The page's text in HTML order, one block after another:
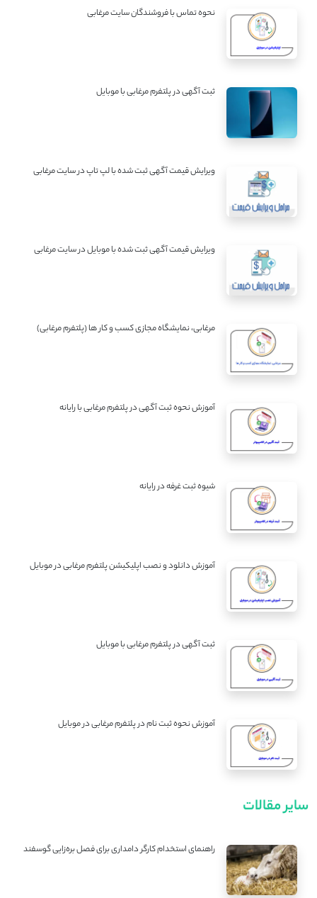
نحوه تماس با فروشندگان سایت مرغابی
ثبت آگهی در پلتفرم مرغابی با موبایل
ویرایش قیمت آگهی ثبت شده با لپ تاپ در سایت مرغابی
ویرایش قیمت آگهی ثبت شده با موبایل در سایت مرغابی
مرغابی، نمایشگاه مجازی کسب و کار ها (پلتفرم مرغابی)
آموزش نحوه ثبت آگهی در پلتفرم مرغابی با رایانه
شیوه ثبت غرفه در رایانه
آموزش دانلود و نصب اپلیکیشن پلتفرم مرغابی در موبایل
ثبت آگهی در پلتفرم مرغابی با موبایل
آموزش نحوه ثبت نام در پلتفرم مرغابی در موبایل
سایر مقالات
راهنمای استخدام کارگر دامداری برای فصل بره‌زایی گوسفند